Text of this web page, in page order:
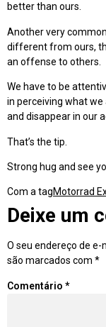
better than ours.
Another very
different from ours,
an offense to others.
We have to be
in perceiving what
and disappear in our
That’s the tip.
Strong hug and see
Com a tagMotorrad
Deixe um
O seu endereço de e-
são marcados com *
Comentário *